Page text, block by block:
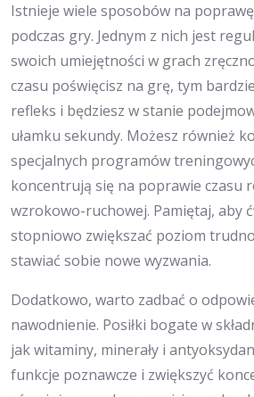
Istnieje wiele sposobów na
podczas gry. Jednym z nich jest
swoich umiejętności w grach
czasu poświęcisz na grę, tym
refleks i będziesz w stanie
ułamku sekundy. Możesz również
specjalnych programów
koncentrują się na poprawie czasu
wzrokowo-ruchowej. Pamiętaj, aby
stopniowo zwiększać poziom
stawiać sobie nowe wyzwania.
Dodatkowo, warto zadbać o
nawodnienie. Posiłki bogate w
jak witaminy, minerały i
funkcje poznawcze i zwiększyć